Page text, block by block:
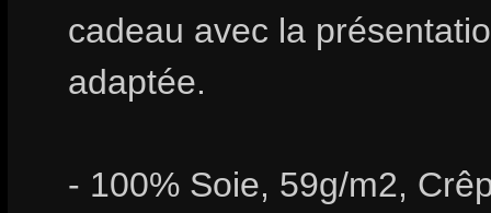
cadeau avec la
adaptée.
- 100% Soie, 59g/m2,